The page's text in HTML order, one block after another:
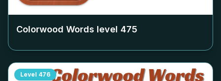
Colorwood Words level 475
Level 476